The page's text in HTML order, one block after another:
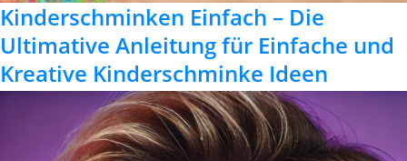
Kinderschminken Einfach – Die
Ultimative Anleitung für Einfache und
Kreative Kinderschminke Ideen